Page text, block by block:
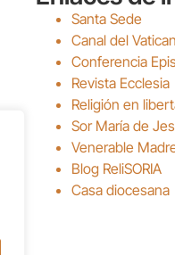
Santa Sede
Canal del
Conferencia
Revista Ecclesia
Religión en
Sor María de
Venerable
Blog ReliSORIA
Casa diocesana